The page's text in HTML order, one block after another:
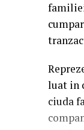
luat in
ciuda